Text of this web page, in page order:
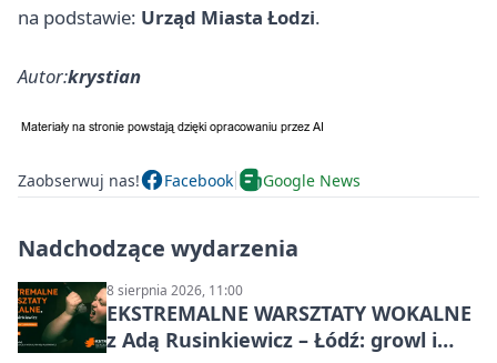
na podstawie: Urząd Miasta Łodzi.
Autor:krystian
Zaobserwuj nas! Facebook Google News
Nadchodzące wydarzenia
8 sierpnia 2026, 11:00
EKSTREMALNE WARSZTATY WOKALNE
z Adą Rusinkiewicz – Łódź: growl i